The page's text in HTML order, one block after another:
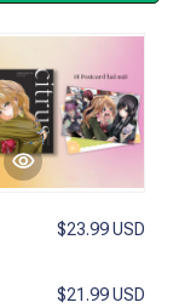
$23.99 USD
$21.99 USD